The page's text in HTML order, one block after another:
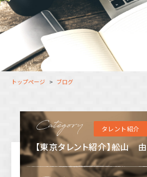
福岡オフィス
鹿児島オフィス
大分オフィス
長崎オフィス
福岡コネクトオフィス
松山オフィス
広島オフィス
高松オフィス
指定就労継続支援Ａ型事業所にかかる
採用情報トップ
利用者（クルー）募集
支援スタッフ（タレント） 募集
利用者（クルー）データ
トップページ ブログ
タレント紹介
【東京タレント紹介】舩山